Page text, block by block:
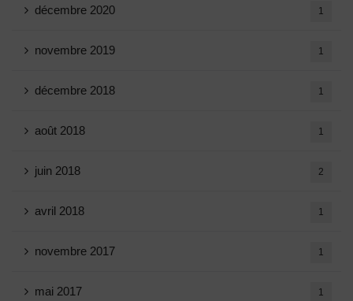
décembre 2020 1
novembre 2019 1
décembre 2018 1
août 2018 1
juin 2018 2
avril 2018 1
novembre 2017 1
mai 2017 1